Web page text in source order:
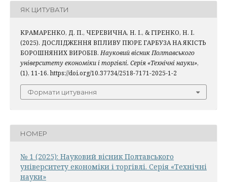
ЯК ЦИТУВАТИ
КРАМАРЕНКО, Д. П., ЧЕРЕВИЧНА, Н. І., & ГІРЕНКО, Н. І.
(2025). ДОСЛІДЖЕННЯ ВПЛИВУ ПЮРЕ ГАРБУЗА НА ЯКІСТЬ
БОРОШНЯНИХ ВИРОБІВ. Науковий вісник Полтавського
університету економіки і торгівлі. Серія «Технічні науки»,
(1), 11-16. https://doi.org/10.37734/2518-7171-2025-1-2
Формати цитування
НОМЕР
№ 1 (2025): Науковий вісник Полтавського
університету економіки і торгівлі. Серія «Технічні
науки»